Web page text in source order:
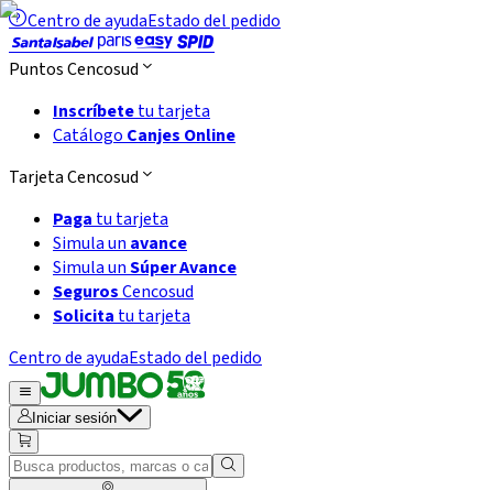
Centro de ayudaEstado del pedido
Puntos Cencosud
Inscríbetetu tarjeta
Catálogo Canjes Online
Tarjeta Cencosud
Paga tu tarjeta
Simula un avance
Simula unSúper Avance
SegurosCencosud
Solicita tu tarjeta
Centro de ayudaEstado del pedido
Iniciar sesión